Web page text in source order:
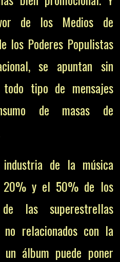
de los Medios de
los Poderes Populistas
se apuntan sin
tipo de mensajes
de masas de
de la música
20% y el 50% de los
las superestrellas
relacionados con la
álbum puede poner